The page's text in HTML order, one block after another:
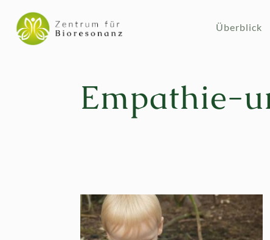
Überblick
Empathie-